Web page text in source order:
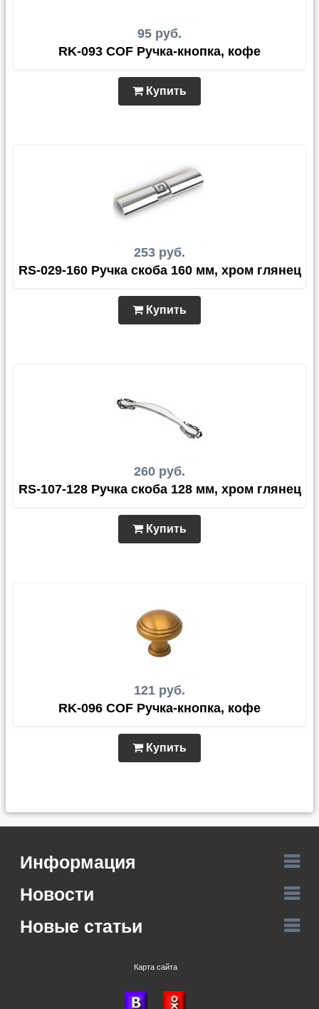
95 руб.
RK-093 COF Ручка-кнопка, кофе
Купить
253 руб.
RS-029-160 Ручка скоба 160 мм, хром глянец
Купить
260 руб.
RS-107-128 Ручка скоба 128 мм, хром глянец
Купить
121 руб.
RK-096 COF Ручка-кнопка, кофе
Купить
Информация
Новости
Новые статьи
Карта сайта